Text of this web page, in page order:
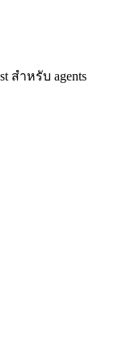
สำหรับ agents